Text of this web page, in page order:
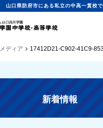
山口県防府市にある私立の中高一貫校で
メディア 17412D21-C902-41C9-
新着情報